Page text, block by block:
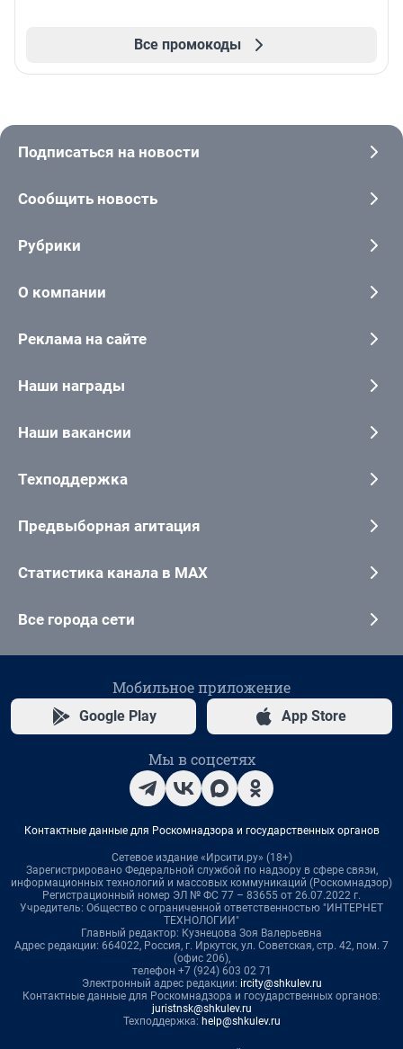
Все промокоды
Подписаться на новости
Сообщить новость
Рубрики
О компании
Реклама на сайте
Наши награды
Наши вакансии
Техподдержка
Предвыборная агитация
Статистика канала в MAX
Все города сети
Мобильное приложение
Google Play App Store
Мы в соцсетях
Контактные данные для Роскомнадзора и государственных органов
Сетевое издание «Ирсити.ру» (18+)
Зарегистрировано Федеральной службой по надзору в сфере связи,
информационных технологий и массовых коммуникаций (Роскомнадзор)
Регистрационный номер ЭЛ № ФС 77 – 83655 от 26.07.2022 г.
Учредитель: Общество с ограниченной ответственностью "ИНТЕРНЕТ
ТЕХНОЛОГИИ"
Главный редактор: Кузнецова Зоя Валерьевна
Адрес редакции: 664022, Россия, г. Иркутск, ул. Советская, стр. 42, пом. 7
(офис 206),
телефон +7 (924) 603 02 71
Электронный адрес редакции: ircity@shkulev.ru
Контактные данные для Роскомнадзора и государственных органов:
juristnsk@shkulev.ru
Техподдержка: help@shkulev.ru